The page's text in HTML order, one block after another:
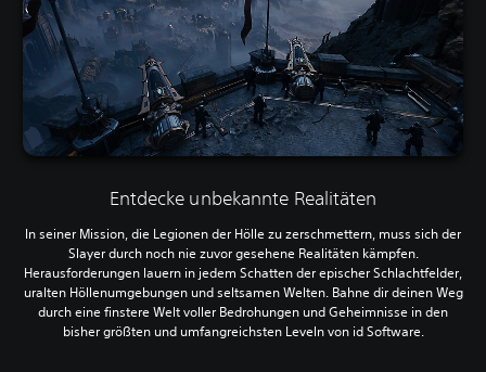
Entdecke unbekannte Realitäten
In seiner Mission, die Legionen der Hölle zu zerschmettern, muss sich der
Slayer durch noch nie zuvor gesehene Realitäten kämpfen.
Herausforderungen lauern in jedem Schatten der epischer Schlachtfelder,
uralten Höllenumgebungen und seltsamen Welten. Bahne dir deinen Weg
durch eine finstere Welt voller Bedrohungen und Geheimnisse in den
bisher größten und umfangreichsten Leveln von id Software.